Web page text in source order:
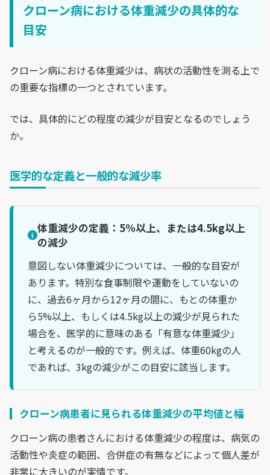
クローン病における体重減少の具体的な
目安
クローン病における体重減少は、病状の活動性を測る上で
の重要な指標の一つとされています。
では、具体的にどの程度の減少が目安となるのでしょう
か。
医学的な定義と一般的な減少率
体重減少の定義：5%以上、または4.5kg以上
の減少
意図しない体重減少については、一般的な目安が
あります。特別な食事制限や運動をしていないの
に、過去6ヶ月から12ヶ月の間に、もとの体重か
ら5%以上、もしくは4.5kg以上の減少が見られた
場合を、医学的に意味のある「有意な体重減少」
と考えるのが一般的です。例えば、体重60kgの人
であれば、3kgの減少がこの目安に該当します。
クローン病患者に見られる体重減少の平均値と幅
クローン病の患者さんにおける体重減少の程度は、病気の
活動性や炎症の範囲、合併症の有無などによって個人差が
非常に大きいのが実情です。